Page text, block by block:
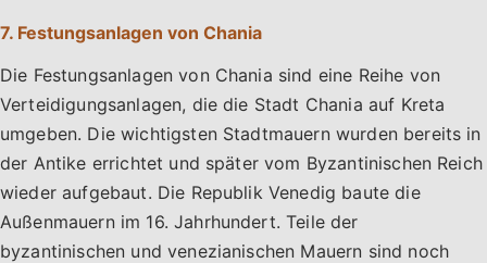
7. Festungsanlagen von Chania
Die Festungsanlagen von Chania sind eine Reihe von
Verteidigungsanlagen, die die Stadt Chania auf Kreta
umgeben. Die wichtigsten Stadtmauern wurden bereits in
der Antike errichtet und später vom Byzantinischen Reich
wieder aufgebaut. Die Republik Venedig baute die
Außenmauern im 16. Jahrhundert. Teile der
byzantinischen und venezianischen Mauern sind noch